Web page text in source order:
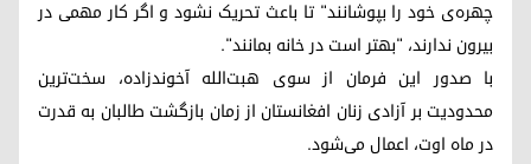
چهره‌ی خود را بپوشانند" تا باعث تحریک نشود و اگر کار مهمی در
بیرون ندارند، "بهتر است در خانه بمانند".
با صدور این فرمان از سوی هبت‌الله آخوندزاده، سخت‌ترین
محدودیت بر آزادی زنان افغانستان از زمان بازگشت طالبان به قدرت
در ماه اوت، اعمال می‌شود.